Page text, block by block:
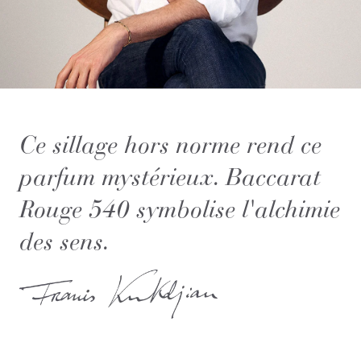
Ce sillage hors norme rend ce
parfum mystérieux. Baccarat
Rouge 540 symbolise l'alchimie
des sens.